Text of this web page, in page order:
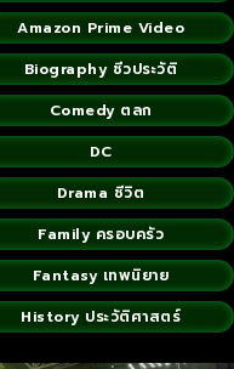
Amazon Prime Video
Biography ชีวประวัติ
Comedy ตลก
DC
Drama ชีวิต
Family ครอบครัว
Fantasy เทพนิยาย
History ประวัติศาสตร์